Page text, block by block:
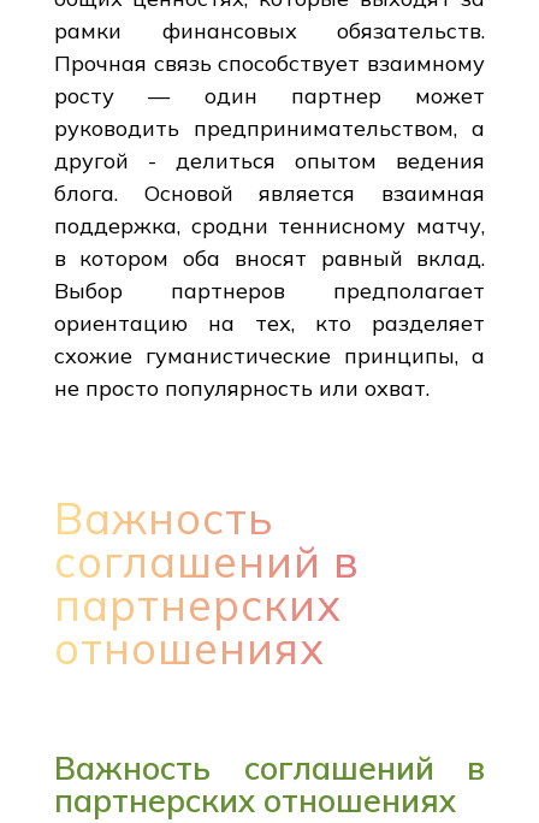
рамки финансовых обязательств.
Прочная связь способствует взаимному
росту — один партнер может
руководить предпринимательством, а
другой - делиться опытом ведения
блога. Основой является взаимная
поддержка, сродни теннисному матчу,
в котором оба вносят равный вклад.
Выбор партнеров предполагает
ориентацию на тех, кто разделяет
схожие гуманистические принципы, а
не просто популярность или охват.
Важность
соглашений в
партнерских
отношениях
Важность соглашений в
партнерских отношениях